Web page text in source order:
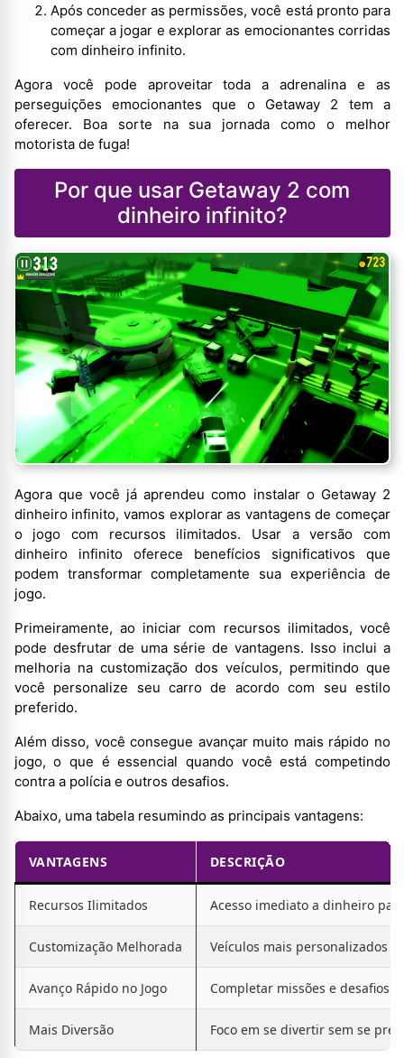
Após conceder as permissões, você está pronto para
começar a jogar e explorar as emocionantes corridas
com dinheiro infinito.
Agora você pode aproveitar toda a adrenalina e as
perseguições emocionantes que o Getaway 2 tem a
oferecer. Boa sorte na sua jornada como o melhor
motorista de fuga!
Por que usar Getaway 2 com
dinheiro infinito?
Agora que você já aprendeu como instalar o Getaway 2
dinheiro infinito, vamos explorar as vantagens de começar
o jogo com recursos ilimitados. Usar a versão com
dinheiro infinito oferece benefícios significativos que
podem transformar completamente sua experiência de
jogo.
Primeiramente, ao iniciar com recursos ilimitados, você
pode desfrutar de uma série de vantagens. Isso inclui a
melhoria na customização dos veículos, permitindo que
você personalize seu carro de acordo com seu estilo
preferido.
Além disso, você consegue avançar muito mais rápido no
jogo, o que é essencial quando você está competindo
contra a polícia e outros desafios.
Abaixo, uma tabela resumindo as principais vantagens:
VANTAGENS DESCRIÇÃO
Recursos Ilimitados Acesso imediato a dinheiro
Customização Melhorada Veículos mais personalizados
Avanço Rápido no Jogo Completar missões e desafios
Mais Diversão Foco em se divertir sem se